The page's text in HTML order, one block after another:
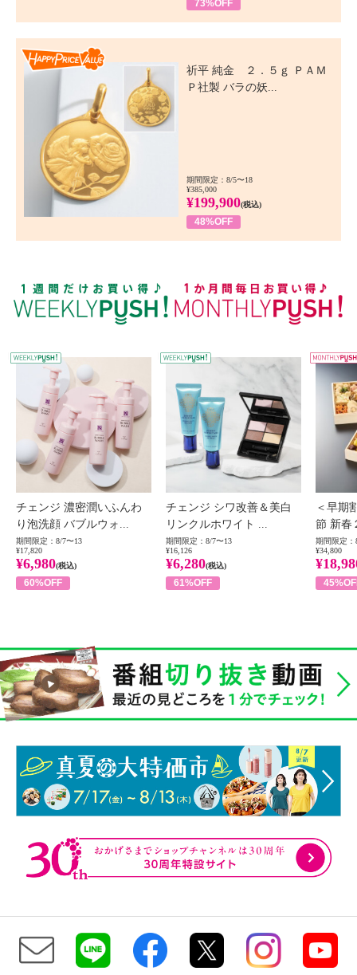
73%OFF
祈平 純金 ２．５ｇ ＰＡＭ
Ｐ社製 バラの妖...
期間限定：8/5〜18
¥385,000
¥199,900(税込)
48%OFF
WEEKLY PUSH
チェンジ 濃密潤いふんわ
り泡洗顔 バブルウォ...
期間限定：8/7〜13
¥17,820
¥6,980(税込)
60%OFF
チェンジ シワ改善＆美白
リンクルホワイト ...
期間限定：8/7〜13
¥16,126
¥6,280(税込)
61%OFF
＜早期
節 新春
期間限定：
¥34,800